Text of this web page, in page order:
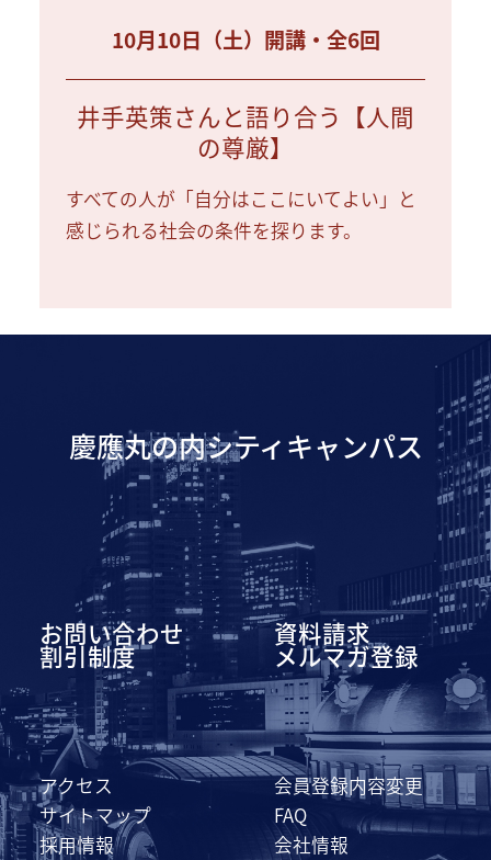
10月10日（土）開講・全6回
井手英策さんと語り合う【人間
の尊厳】
すべての人が「自分はここにいてよい」と
感じられる社会の条件を探ります。
慶應丸の内シティキャンパス
お問い合わせ 資料請求
割引制度 メルマガ登録
アクセス
会員登録内容変更
サイトマップ
FAQ
採用情報
会社情報